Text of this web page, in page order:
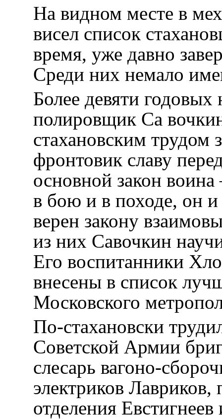
На видном месте в
висел список
время, уже давно
Среди них немало
Более девяти
полировщик Са
стахановским
фронтовик славу
основной закон
в бою и в походе, он и
верен закону
из них Савочкин
Его воспитанники
внесены в список
Московского
По-стахановски
Советской Армии
слесарь вагоно-
электриков
отделения